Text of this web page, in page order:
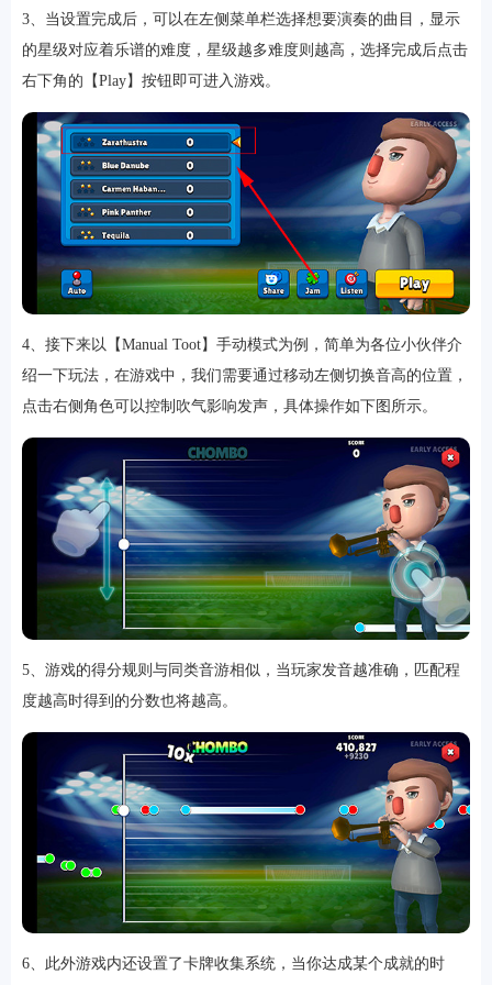
角色扮演小游戏恋爱养成沙盒模组up主自制赛车竞速策略塔防动作射
益智休闲冒险解谜街机格斗 模拟经营音乐游戏单机游戏战争策略
系统工具影音播放游戏辅助摄影美颜办公商务旅游出行金融理财
趣味新闻阅读 考试学习AI软件健康运动 生活购物地图导航主题桌面
3、当设置完成后，可以在左侧菜单栏选择想要演奏的曲目，显示
的星级对应着乐谱的难度，星级越多难度则越高，选择完成后点击
右下角的【Play】按钮即可进入游戏。
4、接下来以【Manual Toot】手动模式为例，简单为各位小伙伴介
绍一下玩法，在游戏中，我们需要通过移动左侧切换音高的位置，
点击右侧角色可以控制吹气影响发声，具体操作如下图所示。
5、游戏的得分规则与同类音游相似，当玩家发音越准确，匹配程
度越高时得到的分数也将越高。
6、此外游戏内还设置了卡牌收集系统，当你达成某个成就的时